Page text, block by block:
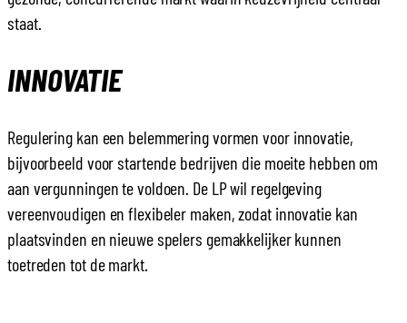
staat.
INNOVATIE
Regulering kan een belemmering vormen voor innovatie,
bijvoorbeeld voor startende bedrijven die moeite hebben om
aan vergunningen te voldoen. De LP wil regelgeving
vereenvoudigen en flexibeler maken, zodat innovatie kan
plaatsvinden en nieuwe spelers gemakkelijker kunnen
toetreden tot de markt.